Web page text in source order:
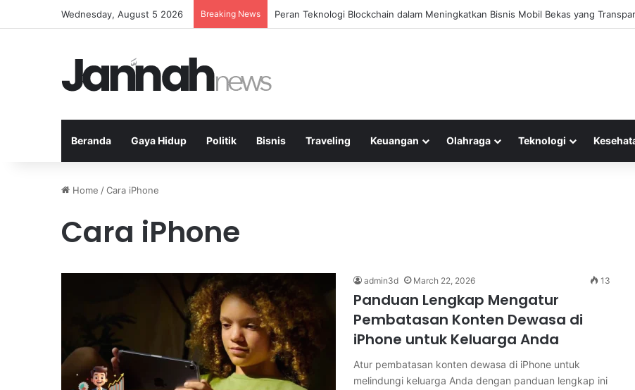
Wednesday, August 5 2026 Breaking News Peran Teknologi Blockchain dalam Meningkatkan Bisnis Mobil Bekas yang
Beranda Gaya Hidup Politik Bisnis Traveling Keuangan Olahraga Teknologi
Home /Cara iPhone
Cara iPhone
admin3d March 22, 2026 13
Panduan Lengkap Mengatur
Pembatasan Konten Dewasa di
iPhone untuk Keluarga Anda
Atur pembatasan konten dewasa di iPhone untuk
melindungi keluarga Anda dengan panduan lengkap ini